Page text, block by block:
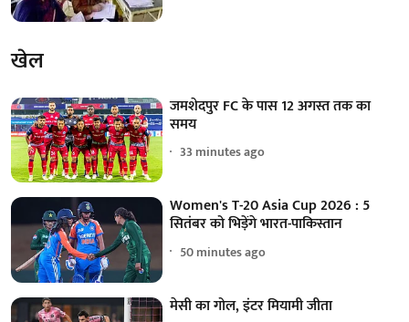
खेल
जमशेदपुर FC के पास 12 अगस्त तक का
समय
33 minutes ago
Women's T-20 Asia Cup 2026 : 5
सितंबर को भिड़ेंगे भारत-पाकिस्तान
50 minutes ago
मेसी का गोल, इंटर मियामी जीता